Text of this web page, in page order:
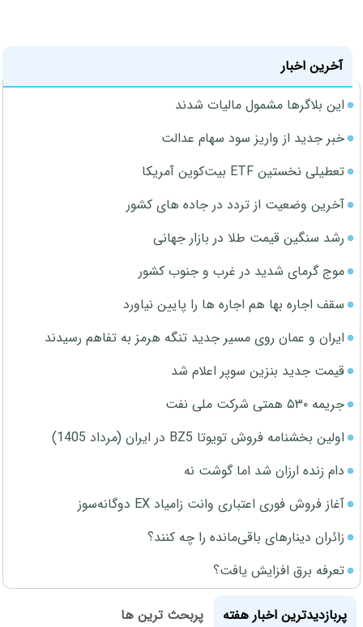
آخرین اخبار
این بلاگرها مشمول مالیات شدند
خبر جدید از واریز سود سهام عدالت
تعطیلی نخستین ETF بیت‌کوین آمریکا
آخرین وضعیت از تردد در جاده های کشور
رشد سنگین قیمت طلا در بازار جهانی
موج گرمای شدید در غرب و جنوب کشور
سقف اجاره بها هم اجاره ها را پایین نیاورد
ایران و عمان روی مسیر جدید تنگه هرمز به تفاهم رسیدند
قیمت جدید بنزین سوپر اعلام شد
جریمه ۵۳۰ همتی شرکت ملی نفت
اولین بخشنامه فروش تویوتا BZ5 در ایران (مرداد 1405)
دام زنده ارزان شد اما گوشت نه
آغاز فروش فوری اعتباری وانت زامیاد EX دوگانه‌سوز
زائران دینارهای باقی‌مانده را چه کنند؟
تعرفه برق افزایش یافت؟
پربازدیدترین اخبار هفته
پربحث ترین ها